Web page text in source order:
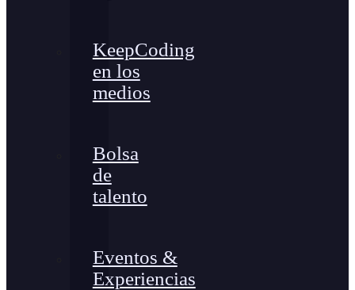
KeepCoding
en los
medios
Bolsa
de
talento
Eventos &
Experiencias